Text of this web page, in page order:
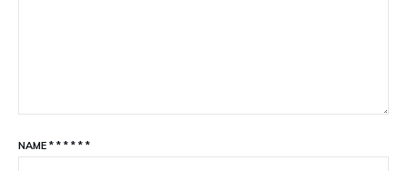
NAME * * * * * *